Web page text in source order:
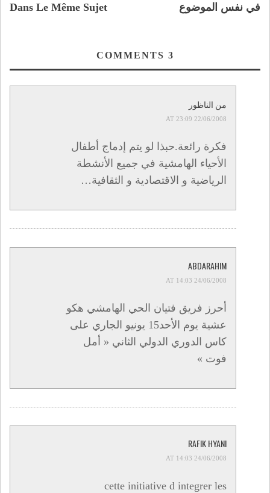
Dans Le Même Sujet في نفس الموضوع
3
من الناظور
22/06/2008 AT 23:09
فكرة رائعة.حبذا لو يتم إدماج أطفال
الأحياء الهامشية في جميع الأنشطة
الرياضية و الاقتصادية و الثقافية…
ABDARAHIM
24/06/2008 AT 14:03
أحرز فريق فتيان الحي الهامشي هكو
عشية يوم الأحد15 يونيو الجاري على
كاس الدوري الدولي الثاني « أمل
فوت »
RAFIK HYANI
24/06/2008 AT 14:03
cette initiative d integrer les